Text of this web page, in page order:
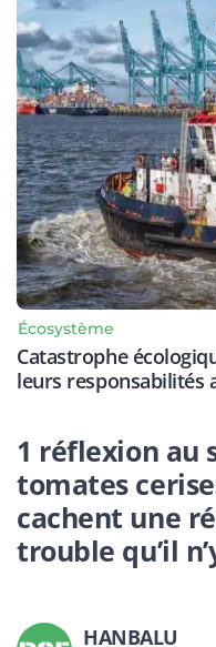
Écosystème
Catastrophe
leurs responsabilités
1 réflexion au
tomates
cachent une
trouble qu’il
HANBALU